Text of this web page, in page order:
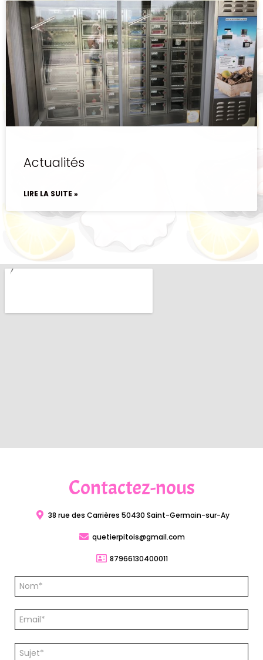
Actualités
LIRE LA SUITE »
Contactez-nous
38 rue des Carrières 50430 Saint-Germain-sur-Ay
quetierpitois@gmail.com
87966130400011